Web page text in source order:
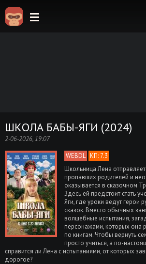
ШКОЛА БАБЫ-ЯГИ (2024)
2-06-2026, 19:07
WEBDL КП: 7.3
Школьница Лена
пропавших родителей и
оказывается в сказочном
Здесь ей предстоит стать
Яги, где уроки ведут герои
сказок. Вместо обычных
волшебные испытания,
персонажами, которых она
по книгам. Чтобы вернуть
просто учиться, а по-
справится ли Лена с испытаниями, от которых
дорогое?